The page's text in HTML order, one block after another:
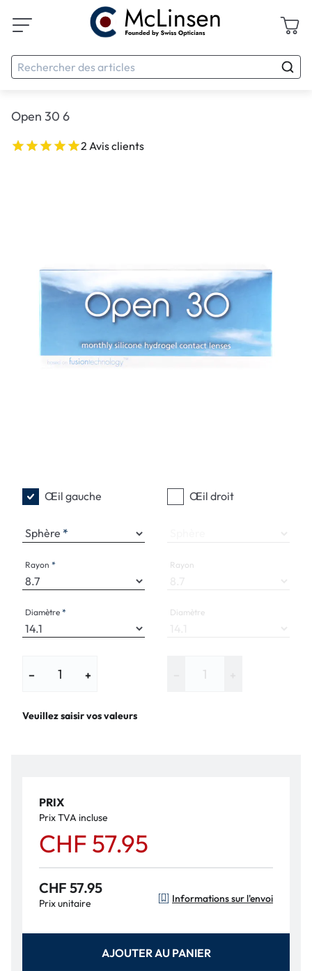
Open 30 6
2 Avis clients
Œil gauche
Sphère
Rayon
Diamètre
− +
Veuillez saisir vos valeurs
Œil droit
Rayon
Diamètre
PRIX
Prix TVA incluse
CHF 57.95
CHF 57.95
Prix unitaire Informations sur l'envoi
AJOUTER AU PANIER